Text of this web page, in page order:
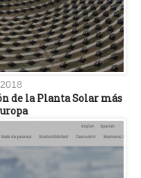
de la Planta Solar más